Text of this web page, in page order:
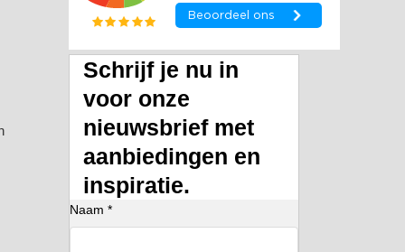
Schrijf je nu in
voor onze
nieuwsbrief met
aanbiedingen en
inspiratie.
Naam *